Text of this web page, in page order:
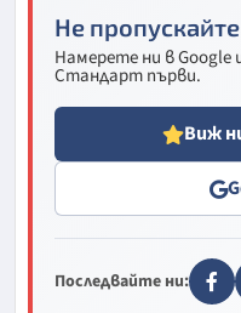
Не
Намерете ни в
Стандарт първи.
Виж
Последвайте ни: